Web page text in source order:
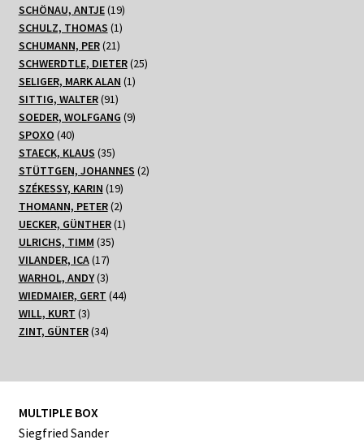
SCHÖNAU, ANTJE 1919
Produkte
SCHULZ, THOMAS 11
Produkt
SCHUMANN, PER 2121
Produkte
SCHWERDTLE, DIETER 2525
SELIGER, MARK ALAN 11
SITTIG, WALTER 9191
Produkte
SOEDER, WOLFGANG 99
SPOXO 4040
Produkte
STAECK, KLAUS 3535
Produkte
STÜTTGEN, JOHANNES 22
SZÉKESSY, KARIN 1919
Produkte
THOMANN, PETER 22
Produkte
UECKER, GÜNTHER 11
ULRICHS, TIMM 3535
VILANDER, ICA 1717
Produkte
WARHOL, ANDY 33
Produkte
WIEDMAIER, GERT 4444
WILL, KURT 33
Produkte
ZINT, GÜNTER 3434
MULTIPLE BOX
Siegfried Sander